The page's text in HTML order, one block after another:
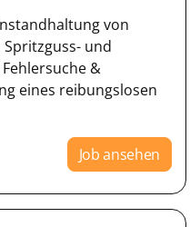
von
Spritzguss- und
&
eines reibungslosen
Job ansehen